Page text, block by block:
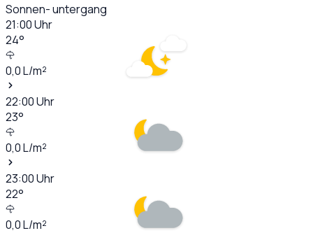
Sonnen- untergang
21:00Uhr
24°
0,0L/m²
22:00Uhr
23°
0,0L/m²
23:00Uhr
22°
0,0L/m²